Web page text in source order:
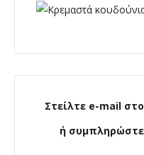
Στείλτε e-mail
ή